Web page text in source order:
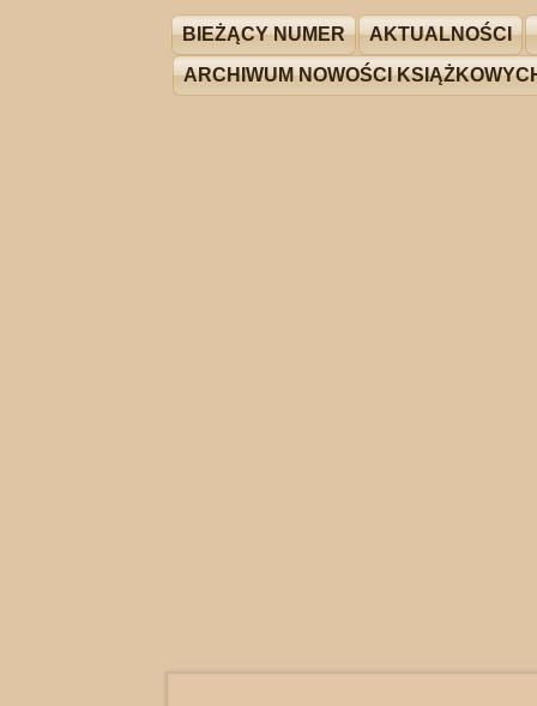
BIEŻĄCY NUMER AKTUALNOŚCI
ARCHIWUM NOWOŚCI